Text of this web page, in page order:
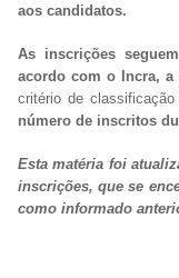
aos candidatos.
As inscrições
acordo com o Incra, a
critério de
número de inscritos
Esta matéria foi
inscrições, que se
como informado